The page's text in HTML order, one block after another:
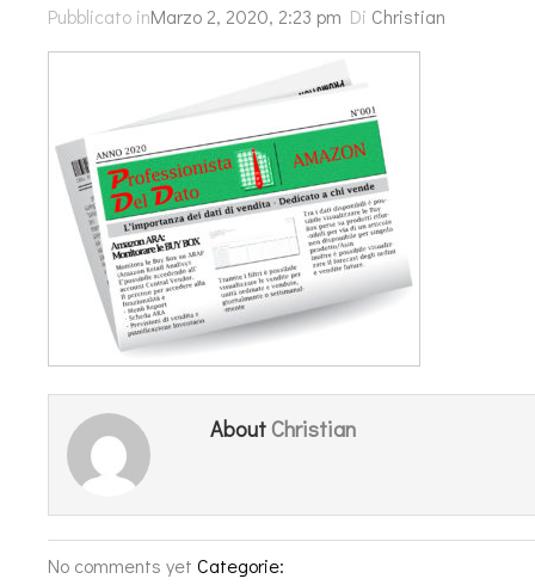
Pubblicato inMarzo 2, 2020, 2:23 pm Di Christian
About Christian
No comments yet Categorie: